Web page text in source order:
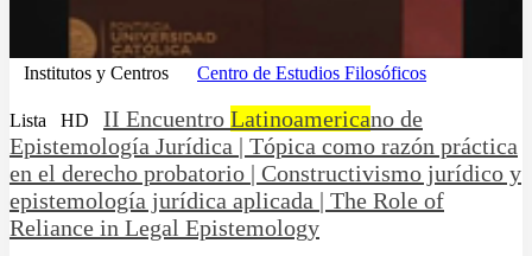
Institutos y Centros Centro de Estudios Filosóficos
Lista HD II Encuentro Latinoamericano de
Epistemología Jurídica | Tópica como razón práctica
en el derecho probatorio | Constructivismo jurídico y
epistemología jurídica aplicada | The Role of
Reliance in Legal Epistemology